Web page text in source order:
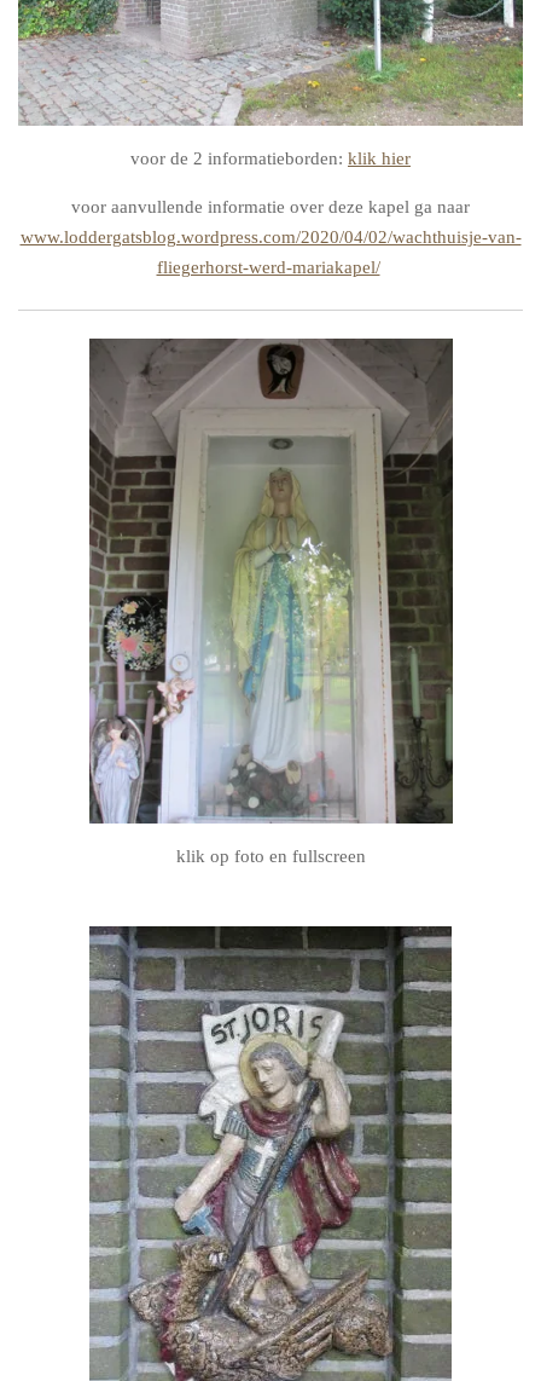
voor de 2 informatieborden: klik hier
voor aanvullende informatie over deze kapel ga naar
www.loddergatsblog.wordpress.com/2020/04/02/wachthuisje-van-
fliegerhorst-werd-mariakapel/
klik op foto en fullscreen